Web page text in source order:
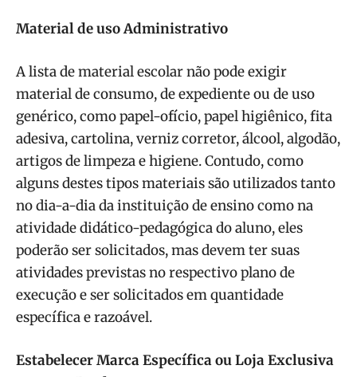
Material de uso Administrativo
A lista de material escolar não pode exigir
material de consumo, de expediente ou de uso
genérico, como papel-ofício, papel higiênico, fita
adesiva, cartolina, verniz corretor, álcool, algodão,
artigos de limpeza e higiene. Contudo, como
alguns destes tipos materiais são utilizados tanto
no dia-a-dia da instituição de ensino como na
atividade didático-pedagógica do aluno, eles
poderão ser solicitados, mas devem ter suas
atividades previstas no respectivo plano de
execução e ser solicitados em quantidade
específica e razoável.
Estabelecer Marca Específica ou Loja Exclusiva